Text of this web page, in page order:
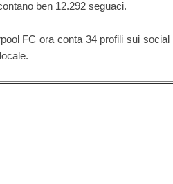
ben 12.292 seguaci.
FC ora conta 34 profili sui